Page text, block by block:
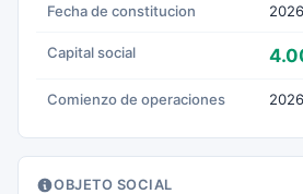
Fecha de constitucion
Capital social
Comienzo de operaciones
OBJETO SOCIAL